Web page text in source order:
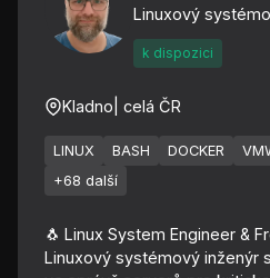
Linuxový
k dispozici
Kladno | celá ČR
LINUX BASH DOCKER
+68 další
🐧 Linux System Engineer &
Linuxový systémový inženýr